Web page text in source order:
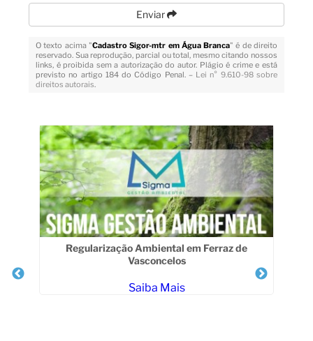
Enviar
O texto acima "Cadastro Sigor-mtr em Água Branca" é de direito
reservado. Sua reprodução, parcial ou total, mesmo citando nossos
links, é proibida sem a autorização do autor. Plágio é crime e está
previsto no artigo 184 do Código Penal. – Lei n° 9.610-98 sobre
direitos autorais.
Regularização Ambiental em Ferraz de
Vasconcelos
Saiba Mais